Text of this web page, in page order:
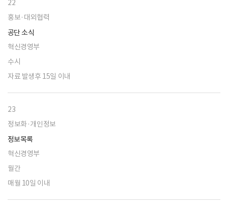
22
홍보·대외협력
공단 소식
혁신경영부
수시
자료 발생후 15일 이내
23
정보화·개인정보
정보목록
혁신경영부
월간
매월 10일 이내